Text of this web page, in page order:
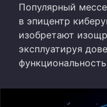
Популярный
в эпицентр
изобретают
эксплуатируя